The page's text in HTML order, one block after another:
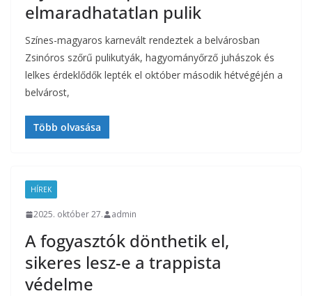
elmaradhatatlan pulik
Színes-magyaros karnevált rendeztek a belvárosban
Zsinóros szőrű pulikutyák, hagyományőrző juhászok és
lelkes érdeklődők lepték el október második hétvégéjén a
belvárost,
Több olvasása
HÍREK
2025. október 27. admin
A fogyasztók dönthetik el,
sikeres lesz-e a trappista
védelme